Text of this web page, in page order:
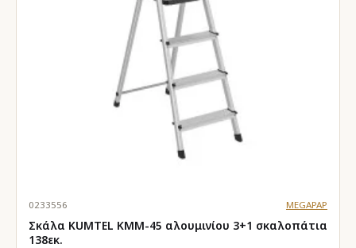
0233556 MEGAPAP
Σκάλα KUMTEL KMM-45 αλουμινίου 3+1 σκαλοπάτια
138εκ.